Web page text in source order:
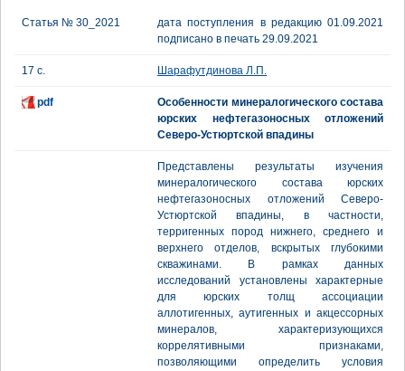
Статья № 30_2021
дата поступления в редакцию 01.09.2021
подписано в печать 29.09.2021
17 с. Шарафутдинова Л.П.
pdf
Особенности минералогического состава
юрских нефтегазоносных отложений
Северо-Устюртской впадины
Представлены результаты изучения
минералогического состава юрских
нефтегазоносных отложений Северо-
Устюртской впадины, в частности,
терригенных пород нижнего, среднего и
верхнего отделов, вскрытых глубокими
скважинами. В рамках данных
исследований установлены характерные
для юрских толщ ассоциации
аллотигенных, аутигенных и акцессорных
минералов, характеризующихся
коррелятивными признаками,
позволяющими определить условия